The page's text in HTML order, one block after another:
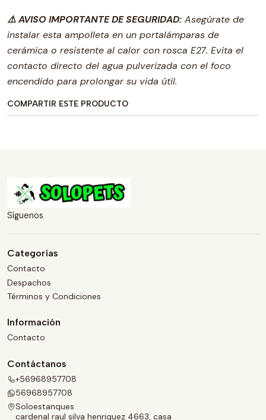
⚠️ AVISO IMPORTANTE DE SEGURIDAD: Asegúrate de
instalar esta ampolleta en un portalámparas de
cerámica o resistente al calor con rosca E27. Evita el
contacto directo del agua pulverizada con el foco
encendido para prolongar su vida útil.
COMPARTIR ESTE PRODUCTO
Síguenos
Categorías
Contacto
Despachos
Términos y Condiciones
Información
Contacto
Contáctanos
+56968957708
56968957708
Soloestanques
cardenal raul silva henriquez 4663, casa